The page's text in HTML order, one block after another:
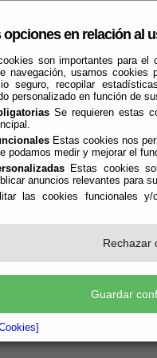
opciones en relación al
son importantes para el
navegación, usamos
seguro, recopilar
personalizado en función de
Se requieren estas
Estas cookies nos
podamos medir y mejorar el
Estas cookies
anuncios relevantes para
las cookies funcionales
Rechazar
Guardar
Turismo